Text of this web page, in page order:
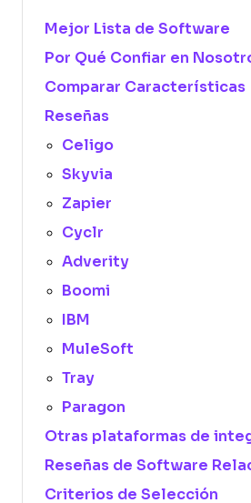
Mejor Lista de Software
Por Qué Confiar en
Comparar Características
Reseñas
Celigo
Skyvia
Zapier
Cyclr
Adverity
Boomi
IBM
MuleSoft
Tray
Paragon
Otras plataformas de
Reseñas de Software
Criterios de Selección